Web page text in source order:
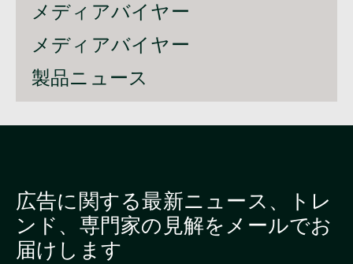
メディアバイヤー
メディアバイヤー
製品ニュース
広告に関する最新ニュース、トレ
ンド、専門家の見解をメールでお
届けします